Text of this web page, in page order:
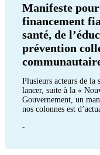
Manifeste pour
financement
santé, de
prévention
Plusieurs acteurs de la
lancer, suite à la «
Gouvernement, un
nos colonnes est
-